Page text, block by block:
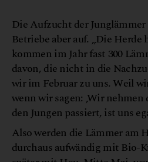
Die Aufzucht der
Betriebe aber auf. „Die Herde
kommen im Jahr fast 300
davon, die nicht in die
wir im Februar zu uns. Weil
wenn wir sagen: ‚Wir
den Jungen passiert, ist uns
Also werden die Lämmer am
durchaus aufwändig mit Bio-